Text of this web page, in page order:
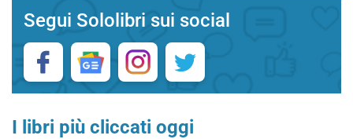
Segui Sololibri sui social
I libri più cliccati oggi